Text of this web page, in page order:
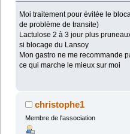
Moi traitement pour évitée le
de problème de transite)
Lactulose 2 à 3 jour plus
si blocage du Lansoy
Mon gastro ne me recommande
ce qui marche le mieux sur moi
christophe1
Membre de l'association